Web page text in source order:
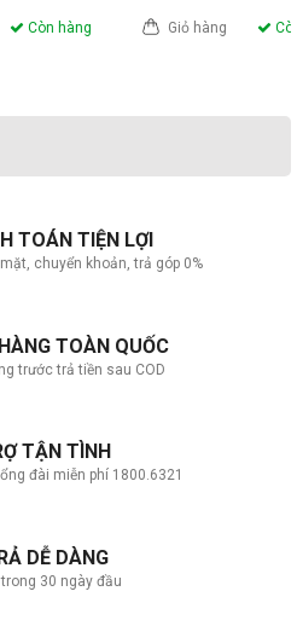
con game tuyệt vời từ các
phong cách của bạn
Còn hàng Giỏ hàng
TOÁN TIỆN LỢI
chuyển khoản, trả góp 0%
TOÀN QUỐC
trước trả tiền sau COD
TẬN TÌNH
đài miễn phí 1800.6321
DỄ DÀNG
30 ngày đầu